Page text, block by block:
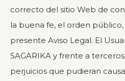
correcto del sitio Web de
la buena fe, el orden
presente Aviso Legal. El
SAGARIKA y frente a
perjuicios que pudieran